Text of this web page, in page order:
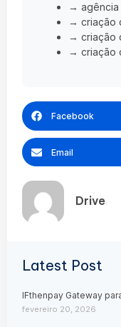
→ agência
→ criação
→ criação
→ criação
Facebook
Email
Drive
Latest Post
IFthenpay Gateway
fevereiro 20, 2026